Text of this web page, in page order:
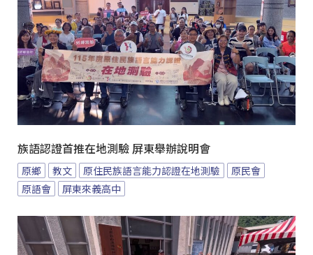
族語認證首推在地測驗 屏東舉辦說明會
原鄉 教文 原住民族語言能力認證在地測驗
原民會
原語會
屏東來義高中